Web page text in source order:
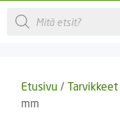
Products
search
Etusivu / Tarvikkeet
mm